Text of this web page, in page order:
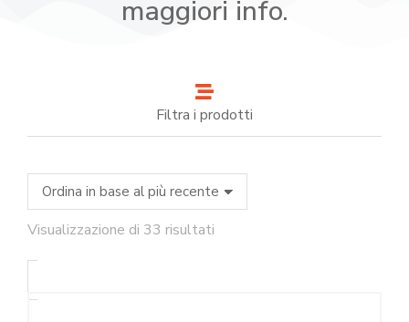
maggiori info.
Filtra i prodotti
Visualizzazione di 33 risultati